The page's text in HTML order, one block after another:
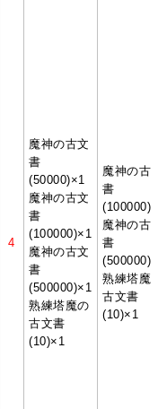
4
魔神の古文
書
(50000)×1
魔神の古文
書
(100000)×1
魔神の古文
書
(500000)×1
熟練塔魔の
古文書
(10)×1
魔神の古
書
魔神の古
書
熟練塔魔
古文書
(10)×1